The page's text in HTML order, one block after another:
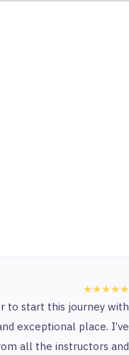
★★★★★
to start this journey with
exceptional place. I’ve
all the instructors and